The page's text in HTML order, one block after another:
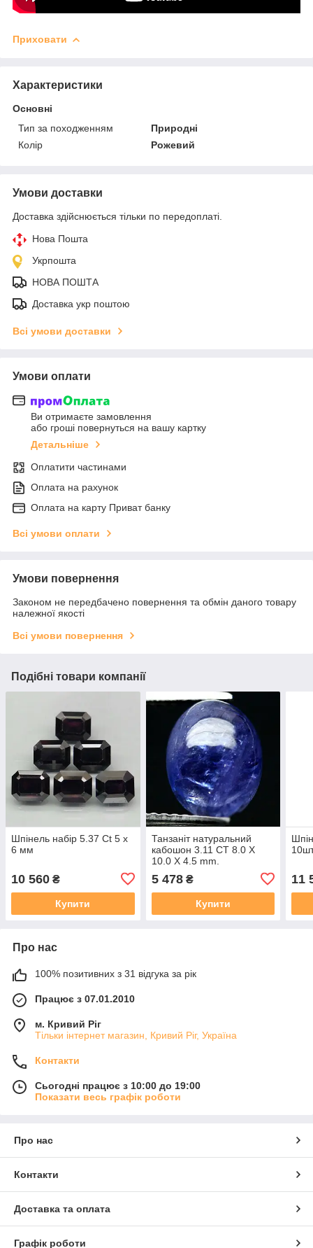
Приховати
Характеристики
Основні
Тип за походженням
Природні
Колір
Рожевий
Умови доставки
Доставка здійснюється тільки по передоплаті.
Нова Пошта
Укрпошта
НОВА ПОШТА
Доставка укр поштою
Всі умови доставки
Умови оплати
Ви отримаєте замовлення
або гроші повернуться на вашу картку
Детальніше
Оплатити частинами
Оплата на рахунок
Оплата на карту Приват банку
Всі умови оплати
Умови повернення
Законом не передбачено повернення та обмін даного товару
належної якості
Всі умови повернення
Подібні товари компанії
Шпінель набір 5.37 Ct 5 х
6 мм
10 560 ₴
Купити
Танзаніт натуральний
кабошон 3.11 CT 8.0 X
10.0 X 4.5 mm.
5 478₴
Купити
11
Про нас
100% позитивних з 31 відгука за рік
Працює з 07.01.2010
м. Кривий Ріг
Тільки інтернет магазин, Кривий Ріг, Україна
Контакти
Сьогодні працює з 10:00 до 19:00
Показати весь графік роботи
Про нас
Контакти
Доставка та оплата
Графік роботи